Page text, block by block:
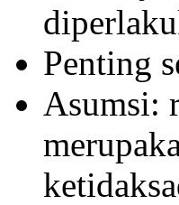
Penting
Asumsi: